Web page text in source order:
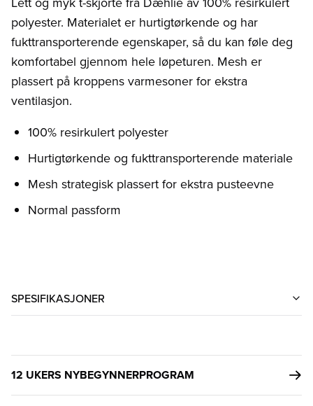
polyester. Materialet er hurtigtørkende og har
fukttransporterende egenskaper, så du kan føle deg
komfortabel gjennom hele løpeturen. Mesh er
plassert på kroppens varmesoner for ekstra
ventilasjon.
100% resirkulert polyester
Hurtigtørkende og fukttransporterende materiale
Mesh strategisk plassert for ekstra pusteevne
Normal passform
SPESIFIKASJONER
12 UKERS NYBEGYNNERPROGRAM